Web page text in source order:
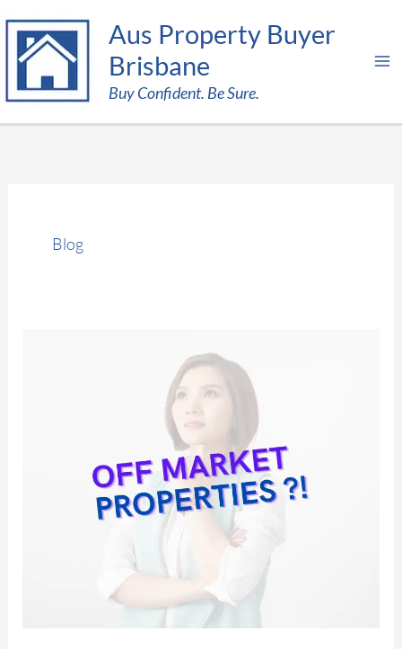
content
Aus Property Buyer
Brisbane
Buy Confident. Be Sure.
Blog